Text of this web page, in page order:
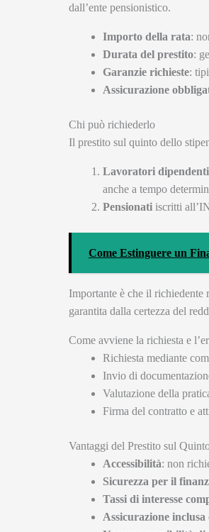
dall’ente pensionistico.
Importo della rata:
Durata del prestito:
Garanzie richieste:
Assicurazione
Chi può richiederlo
Il prestito sul quinto dello
Lavoratori dipendenti
anche a tempo
Pensionati iscritti
Come Estinguere un
Importante è che il
garantita dalla certezza del
Come avviene la richiesta e
Richiesta mediante
Invio di
Valutazione della
Firma del contratto e
Vantaggi del Prestito sul
Accessibilità: non
Sicurezza per il
Tassi di interesse
Assicurazione inclusa